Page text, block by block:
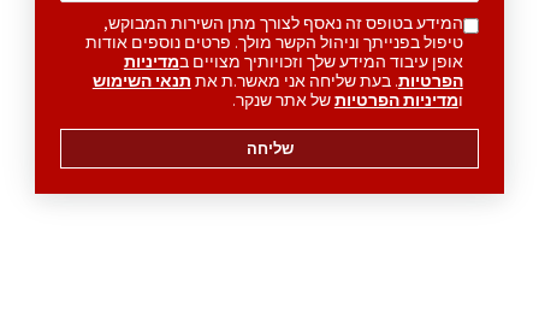
המידע בטופס זה נאסף לצורך מתן השירות המבוקש,
טיפול בפנייתך וניהול הקשר מולך. פרטים נוספים אודות
אופן עיבוד המידע שלך וזכויותיך מצויים במדיניות
הפרטיות. בעת שליחה אני מאשר.ת את תנאי השימוש
ומדיניות הפרטיותשל אתר שנקר.
שליחה